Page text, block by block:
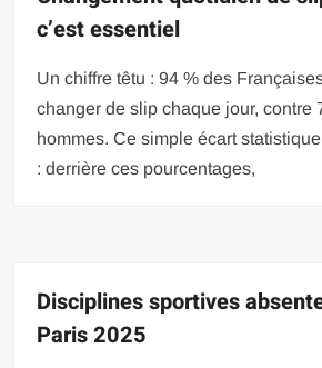
c’est essentiel
Un chiffre têtu : 94 % des
changer de slip chaque jour, contre
hommes. Ce simple écart
: derrière ces pourcentages,
Disciplines sportives
Paris 2025